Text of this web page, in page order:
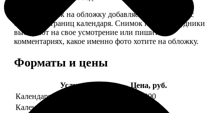
— В кружочек на обложку добавляем фотографию с
одной из страниц календаря. Снимок наши сотрудники
выбирают на свое усмотрение или пишите в
комментариях, какое именно фото хотите на обложку.
Форматы и цены
Услуга
Цена, руб.
Календарь настенный
от 1290
Календарь "домик"